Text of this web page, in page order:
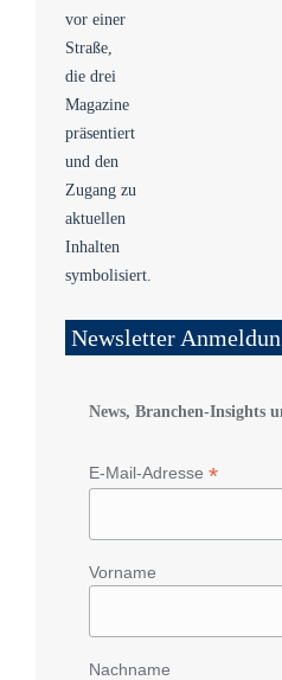
Newsletter
News, Branchen-Insights
E-Mail-Adresse *
Vorname
Nachname